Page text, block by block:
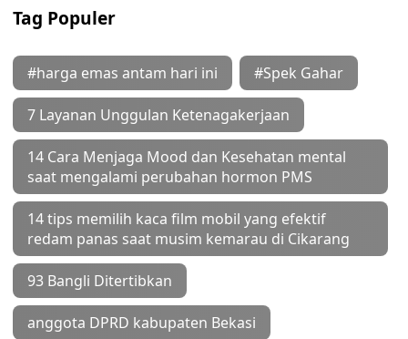
Tag Populer
#harga emas antam hari ini #Spek Gahar
7 Layanan Unggulan Ketenagakerjaan
14 Cara Menjaga Mood dan Kesehatan mental
saat mengalami perubahan hormon PMS
14 tips memilih kaca film mobil yang efektif
redam panas saat musim kemarau di Cikarang
93 Bangli Ditertibkan
anggota DPRD kabupaten Bekasi